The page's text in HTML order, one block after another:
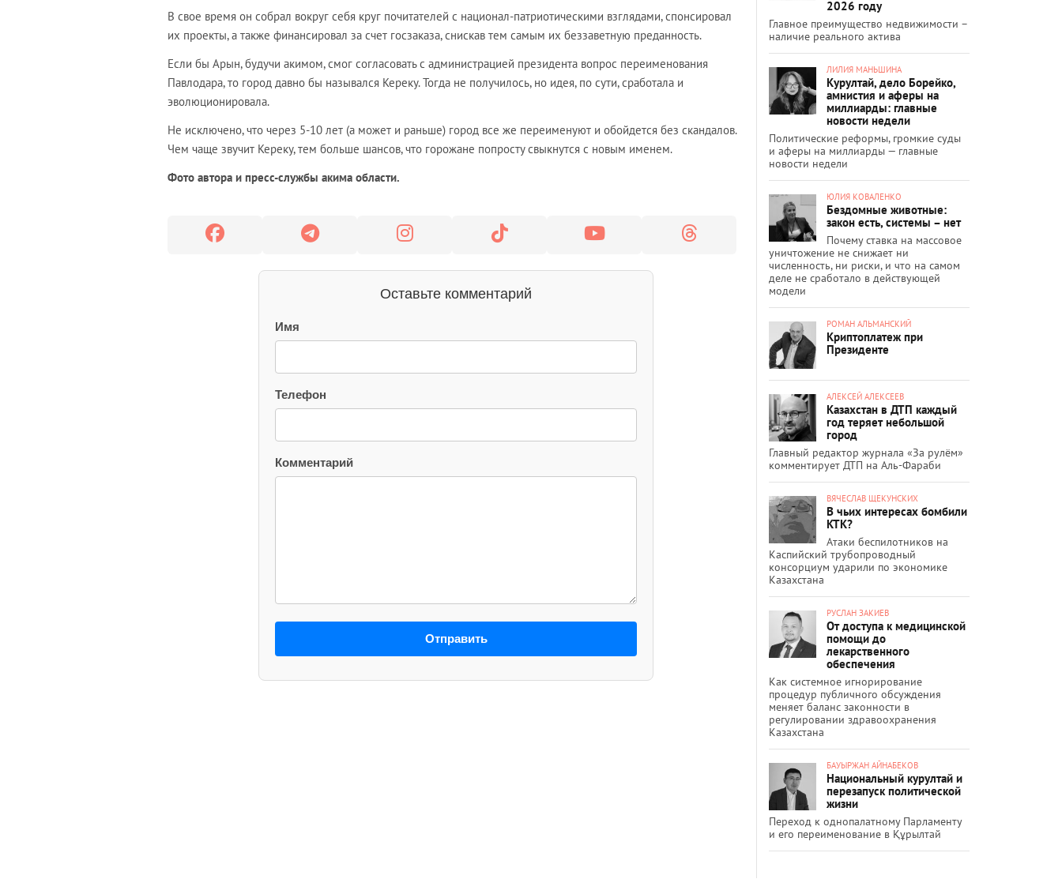
В свое время он собрал вокруг себя круг почитателей с национал-патриотическими взглядами, спонсировал
их проекты, а также финансировал за счет госзаказа, снискав тем самым их беззаветную преданность.
Если бы Арын, будучи акимом, смог согласовать с администрацией президента вопрос переименования
Павлодара, то город давно бы назывался Кереку. Тогда не получилось, но идея, по сути, сработала и
эволюционировала.
Не исключено, что через 5-10 лет (а может и раньше) город все же переименуют и обойдется без скандалов.
Чем чаще звучит Кереку, тем больше шансов, что горожане попросту свыкнутся с новым именем.
Фото автора и пресс-службы акима области.
Оставьте комментарий
Имя
Телефон
Комментарий
Отправить
2026 году
Главное преимущество недвижимости –
наличие реального актива
ЛИЛИЯ МАНЬШИНА
Курултай, дело Борейко,
амнистия и аферы на
миллиарды: главные
новости недели
Политические реформы, громкие суды
и аферы на миллиарды — главные
новости недели
ЮЛИЯ КОВАЛЕНКО
Бездомные животные:
закон есть, системы – нет
Почему ставка на массовое
уничтожение не снижает ни
численность, ни риски, и что на самом
деле не сработало в действующей
модели
РОМАН АЛЬМАНСКИЙ
Криптоплатеж при
Президенте
АЛЕКСЕЙ АЛЕКСЕЕВ
Казахстан в ДТП каждый
год теряет небольшой
город
Главный редактор журнала «За рулём»
комментирует ДТП на Аль-Фараби
ВЯЧЕСЛАВ ЩЕКУНСКИХ
В чьих интересах бомбили
КТК?
Атаки беспилотников на
Каспийский трубопроводный
консорциум ударили по экономике
Казахстана
РУСЛАН ЗАКИЕВ
От доступа к медицинской
помощи до
лекарственного
обеспечения
Как системное игнорирование
процедур публичного обсуждения
меняет баланс законности в
регулировании здравоохранения
Казахстана
БАУЫРЖАН АЙНАБЕКОВ
Национальный курултай и
перезапуск политической
жизни
Переход к однопалатному Парламенту
и его переименование в Құрылтай